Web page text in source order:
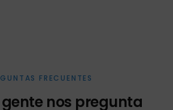
FRECUENTES
gente nos pregunta